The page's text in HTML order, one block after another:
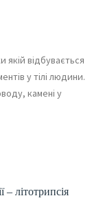
відбувається
у тілі людини.
камені у